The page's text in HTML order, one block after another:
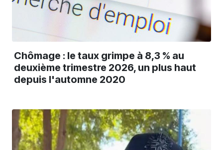
Chômage : le taux grimpe à 8,3 % au
deuxième trimestre 2026, un plus haut
depuis l'automne 2020